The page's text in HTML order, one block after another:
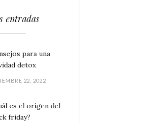
entradas
para una
detox
22, 2022
es el origen del
friday?